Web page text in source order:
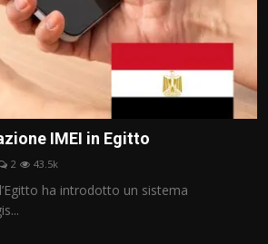
IMEI in Egitto
2 43.5k
ha introdotto un sistema